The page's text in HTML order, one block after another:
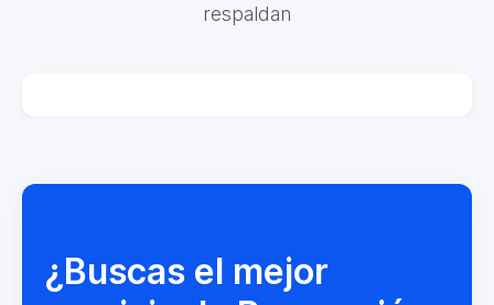
respaldan
¿Buscas el mejor